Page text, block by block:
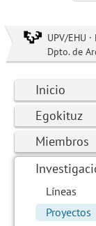
UPV/EHU
Dpto. de
Inicio
Egokituz
Miembros
Líneas
Proyectos